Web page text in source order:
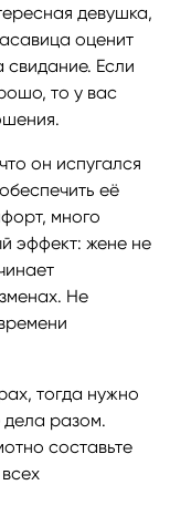
девушка,
оценит
свидание. Если
то у вас
он испугался
её
много
эффект: жене не
Не
тогда нужно
дела разом.
составьте